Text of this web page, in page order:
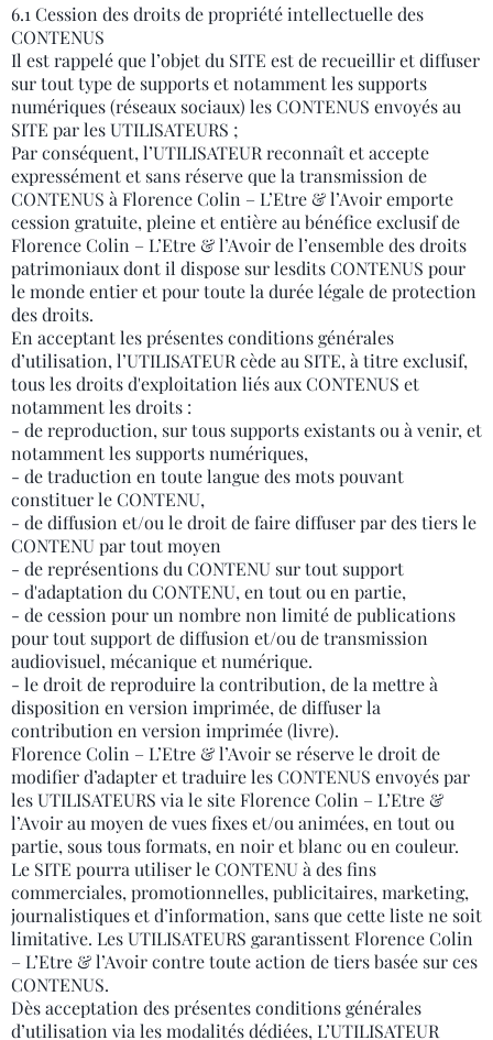
6.1 Cession des droits de propriété intellectuelle des
CONTENUS
Il est rappelé que l’objet du SITE est de recueillir et diffuser
sur tout type de supports et notamment les supports
numériques (réseaux sociaux) les CONTENUS envoyés au
SITE par les UTILISATEURS ;
Par conséquent, l’UTILISATEUR reconnaît et accepte
expressément et sans réserve que la transmission de
CONTENUS à Florence Colin – L’Etre & l’Avoir emporte
cession gratuite, pleine et entière au bénéfice exclusif de
Florence Colin – L’Etre & l’Avoir de l’ensemble des droits
patrimoniaux dont il dispose sur lesdits CONTENUS pour
le monde entier et pour toute la durée légale de protection
des droits.
En acceptant les présentes conditions générales
d’utilisation, l’UTILISATEUR cède au SITE, à titre exclusif,
tous les droits d'exploitation liés aux CONTENUS et
notamment les droits :
- de reproduction, sur tous supports existants ou à venir, et
notamment les supports numériques,
- de traduction en toute langue des mots pouvant
constituer le CONTENU,
- de diffusion et/ou le droit de faire diffuser par des tiers le
CONTENU par tout moyen
- de représentions du CONTENU sur tout support
- d'adaptation du CONTENU, en tout ou en partie,
- de cession pour un nombre non limité de publications
pour tout support de diffusion et/ou de transmission
audiovisuel, mécanique et numérique.
- le droit de reproduire la contribution, de la mettre à
disposition en version imprimée, de diffuser la
contribution en version imprimée (livre).
Florence Colin – L’Etre & l’Avoir se réserve le droit de
modifier d’adapter et traduire les CONTENUS envoyés par
les UTILISATEURS via le site Florence Colin – L’Etre &
l’Avoir au moyen de vues fixes et/ou animées, en tout ou
partie, sous tous formats, en noir et blanc ou en couleur.
Le SITE pourra utiliser le CONTENU à des fins
commerciales, promotionnelles, publicitaires, marketing,
journalistiques et d’information, sans que cette liste ne soit
limitative. Les UTILISATEURS garantissent Florence Colin
– L’Etre & l’Avoir contre toute action de tiers basée sur ces
CONTENUS.
Dès acceptation des présentes conditions générales
d’utilisation via les modalités dédiées, L’UTILISATEUR